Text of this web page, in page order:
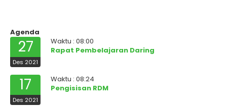
Agenda
27
Des 2021
Waktu : 08:00
Rapat Pembelajaran Daring
17
Des 2021
Waktu : 08:24
Pengisisan RDM